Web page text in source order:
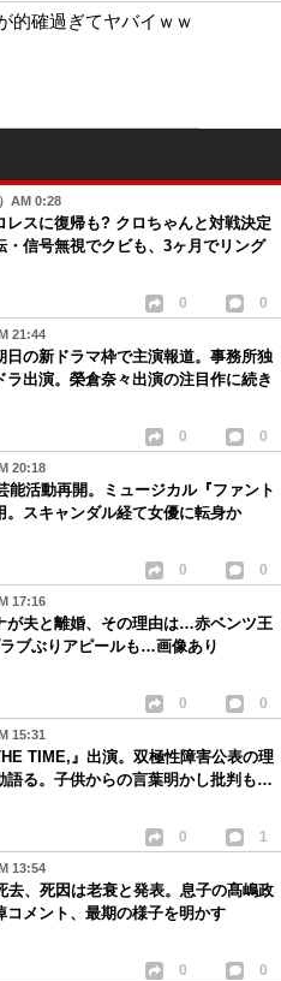
的確過ぎてヤバイｗｗ
AM 0:28
レスに復帰も? クロちゃんと対戦決定
・信号無視でクビも、3ヶ月でリング
0 0
21:44
日の新ドラマ枠で主演報道。事務所独
ラ出演。榮倉奈々出演の注目作に続き
0 0
20:18
能活動再開。ミュージカル『ファント
。スキャンダル経て女優に転身か
0 0
17:16
が夫と離婚、その理由は…赤ベンツ王
ブぶりアピールも…画像あり
0 0
15:31
TIME,』出演。双極性障害公表の理
語る。子供からの言葉明かし批判も…
0 1
13:54
去、死因は老衰と発表。息子の髙嶋政
コメント、最期の様子を明かす
0 0